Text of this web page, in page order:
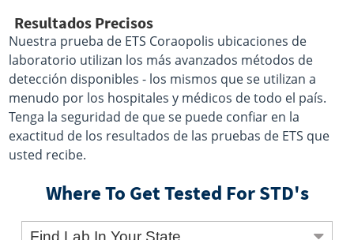
Resultados Precisos
Nuestra prueba de ETS Coraopolis ubicaciones de
laboratorio utilizan los más avanzados métodos de
detección disponibles - los mismos que se utilizan a
menudo por los hospitales y médicos de todo el país.
Tenga la seguridad de que se puede confiar en la
exactitud de los resultados de las pruebas de ETS que
usted recibe.
Where To Get Tested For STD's
Find Lab In Your State